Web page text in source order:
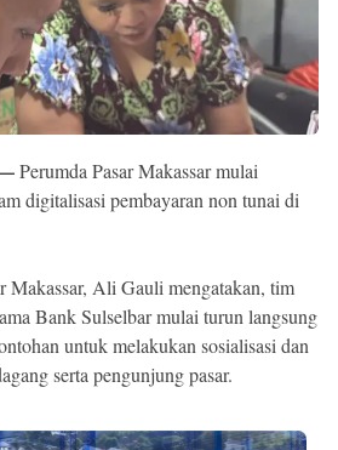
Perumda Pasar Makassar mulai
digitalisasi pembayaran non tunai di
Makassar, Ali Gauli mengatakan, tim
Bank Sulselbar mulai turun langsung
untuk melakukan sosialisasi dan
serta pengunjung pasar.